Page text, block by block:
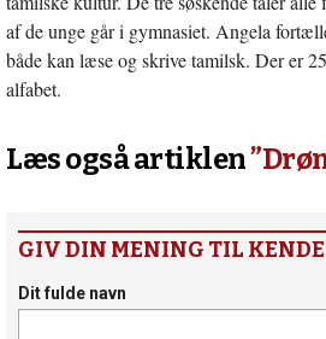
af de unge går i gymnasiet. Angela
både kan læse og skrive tamilsk. Der er
alfabet.
Læs også artiklen
GIV DIN MENING TIL KENDE
Dit fulde navn